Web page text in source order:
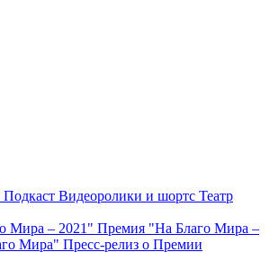
Подкаст Видеоролики и шортс Театр
Мира – 2021" Премия "На Благо Мира –
Мира" Пресс-релиз о Премии